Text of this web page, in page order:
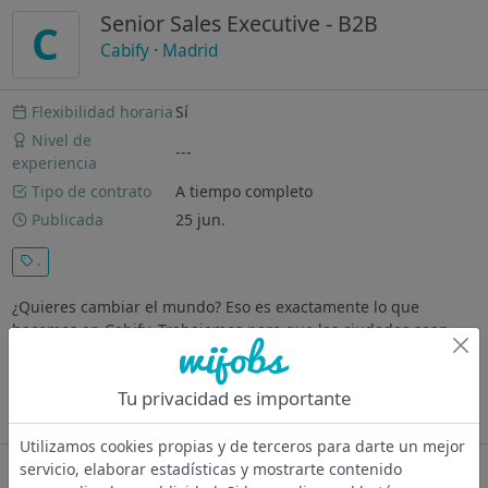
C Senior Sales Executive - B2B
Cabify · Madrid
Flexibilidad horaria Sí
Nivel de
experiencia
---
Tipo de contrato
A tiempo completo
Publicada
25 jun.
.
¿Quieres cambiar el mundo? Eso es exactamente lo que
hacemos en Cabify. Trabajamos para que las ciudades sean
mejores lugares para vivir, impulsando una movilidad más
sostenible y eficiente que conecte a pasajeras/os y
conductoras/es con solo pulsar...
Ver más
Oferta desactivada
Tu privacidad es importante
Utilizamos cookies propias y de terceros para darte un mejor
servicio, elaborar estadísticas y mostrarte contenido